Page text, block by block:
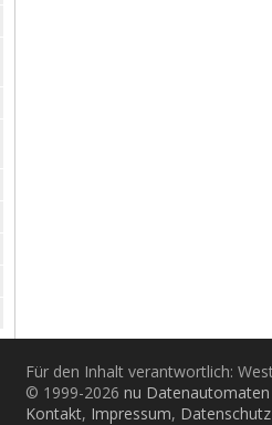
Für den Inhalt verantwortlich:
© 1999-2026 nu
Kontakt, Impressum, Datenschutz